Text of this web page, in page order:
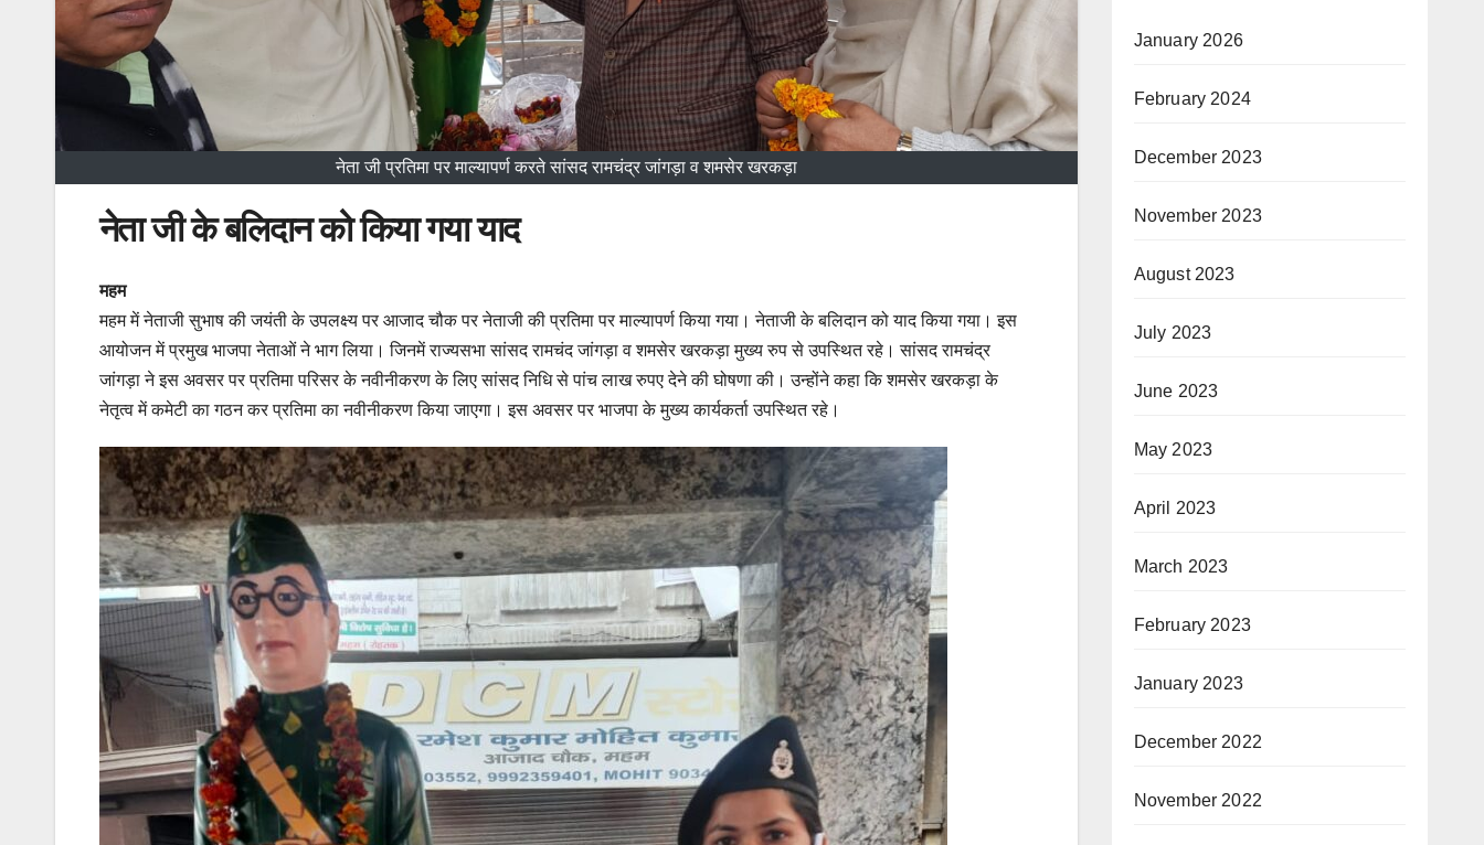
नेता जी प्रतिमा पर माल्यापर्ण करते सांसद रामचंद्र जांगड़ा व शमसेर खरकड़ा
नेता जी के बलिदान को किया गया याद
महम
महम में नेताजी सुभाष की जयंती के उपलक्ष्य पर आजाद चौक पर नेताजी की प्रतिमा पर माल्यापर्ण किया गया। नेताजी के बलिदान को याद किया गया। इस
आयोजन में प्रमुख भाजपा नेताओं ने भाग लिया। जिनमें राज्यसभा सांसद रामचंद जांगड़ा व शमसेर खरकड़ा मुख्य रुप से उपस्थित रहे। सांसद रामचंद्र
जांगड़ा ने इस अवसर पर प्रतिमा परिसर के नवीनीकरण के लिए सांसद निधि से पांच लाख रुपए देने की घोषणा की। उन्होंने कहा कि शमसेर खरकड़ा के
नेतृत्व में कमेटी का गठन कर प्रतिमा का नवीनीकरण किया जाएगा। इस अवसर पर भाजपा के मुख्य कार्यकर्ता उपस्थित रहे।
January 2026
February 2024
December 2023
November 2023
August 2023
July 2023
June 2023
May 2023
April 2023
March 2023
February 2023
January 2023
December 2022
November 2022